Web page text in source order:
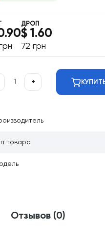
ДРОП
$ 1.60
72 грн
+
товара
Отзывов (0)